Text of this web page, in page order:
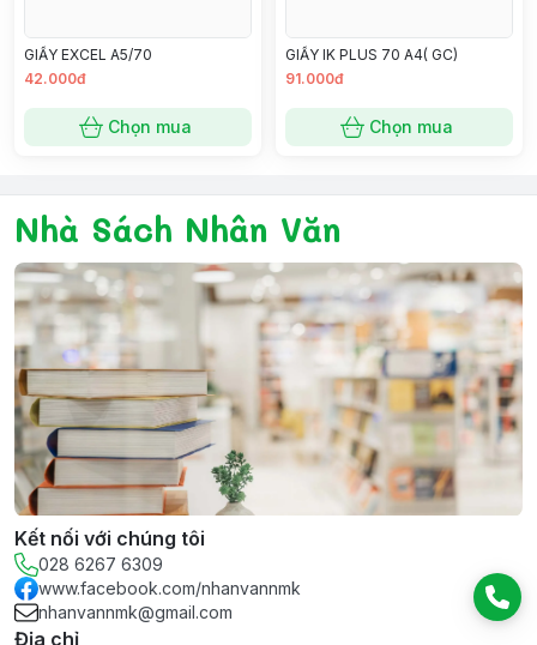
GIẤY EXCEL A5/70
42.000đ
Chọn mua
GIẤY IK PLUS 70 A4( GC)
91.000đ
Chọn mua
Nhà Sách Nhân Văn
Kết nối với chúng tôi
028 6267 6309
www.facebook.com/nhanvannmk
nhanvannmk@gmail.com
Địa chỉ